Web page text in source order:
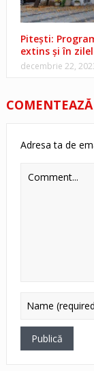
Pitești:
extins și în
decembrie 22,
Adresa ta de